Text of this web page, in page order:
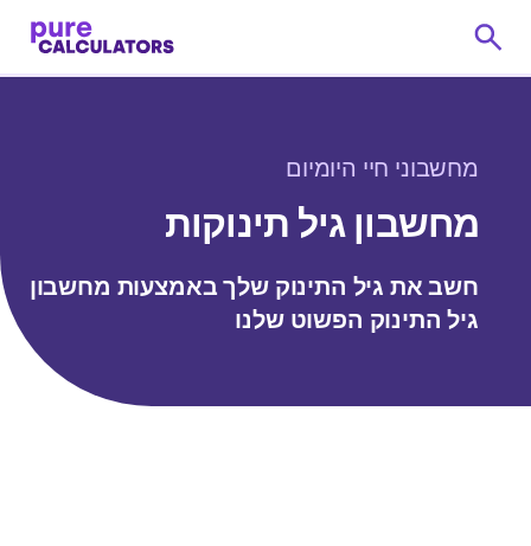
מחשבוני חיי היומיום
מחשבון גיל תינוקות
חשב את גיל התינוק שלך באמצעות מחשבון
גיל התינוק הפשוט שלנו